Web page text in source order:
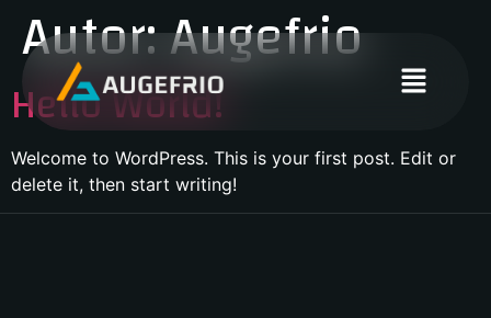
Autor:Augefrio
Hello World!
Welcome to WordPress. This is your first post. Edit or
delete it, then start writing!